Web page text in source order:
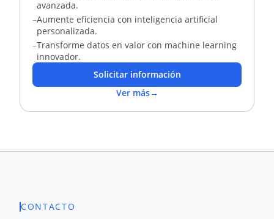
avanzada.
–Aumente eficiencia con inteligencia artificial
personalizada.
–Transforme datos en valor con machine learning
innovador.
Solicitar información
Ver más→
CONTACTO